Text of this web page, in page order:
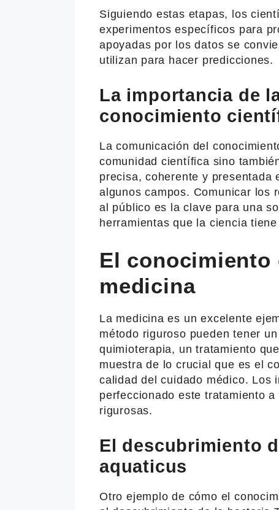
Siguiendo estas etapas, los
experimentos específicos para
apoyadas por los datos se
utilizan para hacer predicciones.
La importancia de
conocimiento
La comunicación del
comunidad científica sino
precisa, coherente y presentada
algunos campos. Comunicar los
al público es la clave para una
herramientas que la ciencia
El
medicina
La medicina es un excelente
método riguroso pueden tener
quimioterapia, un tratamiento
muestra de lo crucial que es el
calidad del cuidado médico. Los
perfeccionado este tratamiento
rigurosas.
El descubrimiento
aquaticus
Otro ejemplo de cómo el